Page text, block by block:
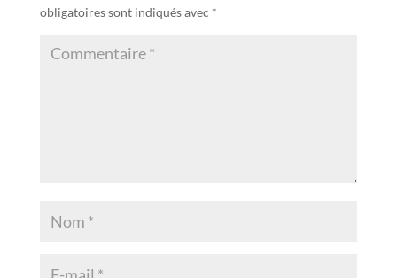
obligatoires sont indiqués avec *